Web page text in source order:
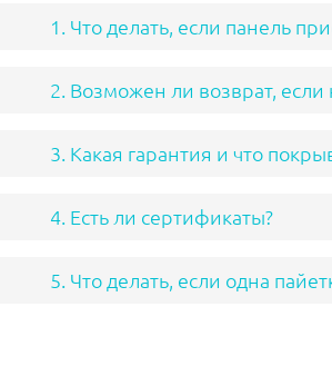
1. Что делать, если панель
2. Возможен ли возврат, если
3. Какая гарантия и что
4. Есть ли сертификаты?
5. Что делать, если одна